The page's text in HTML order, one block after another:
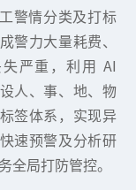
警情分类及打标
警力大量耗费、
严重，利用 AI
人、事、地、物
签体系，实现异
速预警及分析研
全局打防管控。